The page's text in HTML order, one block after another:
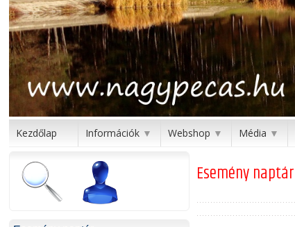
Kezdőlap Információk ▼ Webshop ▼ Média ▼
Esemény naptár